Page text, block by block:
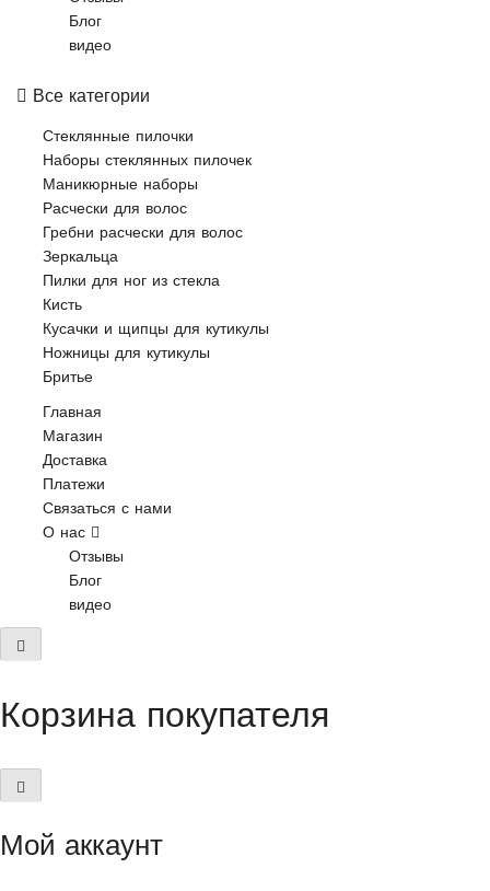
Блог
видео
Все категории
Стеклянные пилочки
Наборы стеклянных пилочек
Маникюрные наборы
Расчески для волос
Гребни расчески для волос
Зеркальца
Пилки для ног из стекла
Кисть
Кусачки и щипцы для кутикулы
Ножницы для кутикулы
Бритье
Главная
Магазин
Доставка
Платежи
Связаться с нами
О нас
Отзывы
Блог
видео
Корзина покупателя
Мой аккаунт